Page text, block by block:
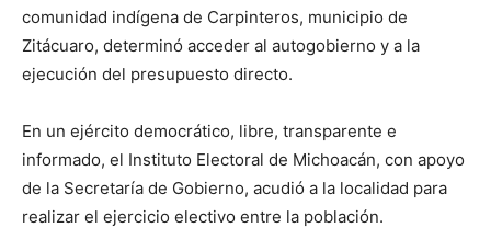
comunidad indígena de Carpinteros, municipio de
Zitácuaro, determinó acceder al autogobierno y a la
ejecución del presupuesto directo.
En un ejército democrático, libre, transparente e
informado, el Instituto Electoral de Michoacán, con apoyo
de la Secretaría de Gobierno, acudió a la localidad para
realizar el ejercicio electivo entre la población.